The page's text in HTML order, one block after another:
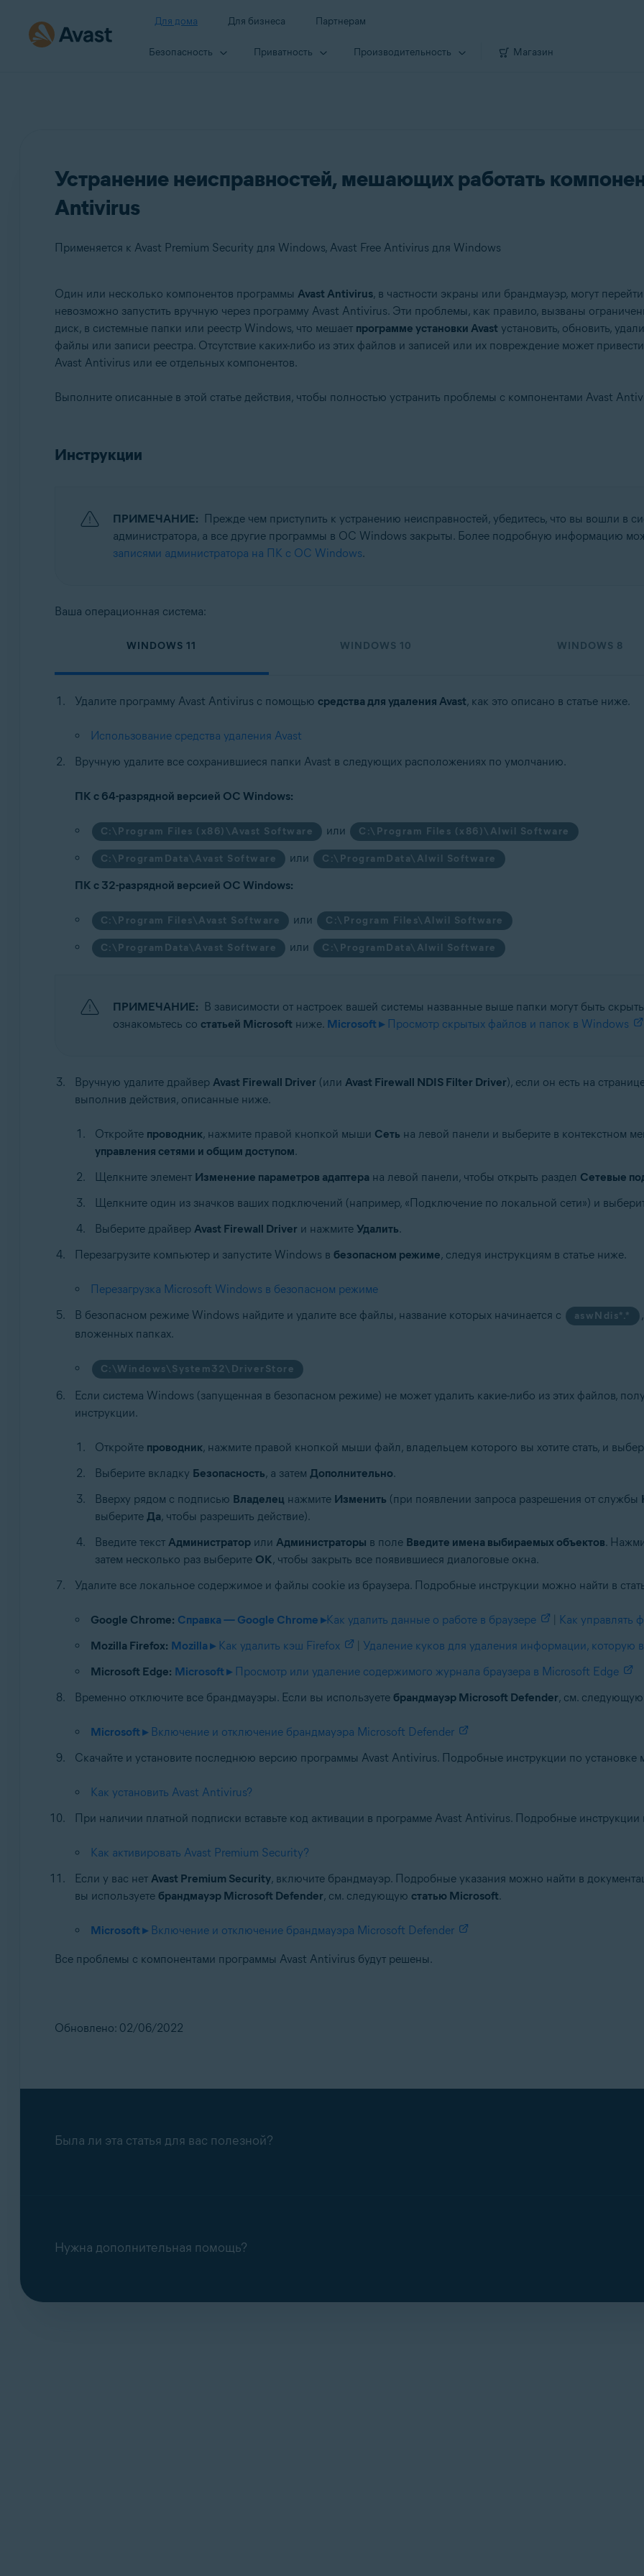
Для дома Для бизнеса Партнерам
Безопасность Приватность Производи­тельность Магазин
Устранение неисправностей, мешающих работать
Antivirus
Применяется к Avast Premium Security для Windows, Avast Free Antivirus для Windows
Avast Premium Security 22.x для Windows
Avast Free Antivirus 22.x для Windows
Microsoft Windows 11 Home / Pro / Enterprise / Education
Microsoft Windows 8 / Pro / Enterprise — 32- или 64-разрядная версия
Один или несколько компонентов программы Avast Antivirus, в частности экраны или брандмауэр, могут
невозможно запустить вручную через программу Avast Antivirus. Эти проблемы, как правило, вызваны
диск, в системные папки или реестр Windows, что мешает программе установки Avast установить, обновить,
файлы или записи реестра. Отсутствие каких-либо из этих файлов и записей или их повреждение может
Avast Antivirus или ее отдельных компонентов.
Выполните описанные в этой статье действия, чтобы полностью устранить проблемы с компонентами Avast
Инструкции
ПРИМЕЧАНИЕ: Прежде чем приступить к устранению неисправностей, убедитесь, что вы вошли в
администратора, а все другие программы в ОС Windows закрыты. Более подробную информацию
записями администратора на ПК с ОС Windows.
Ваша операционная система:
WINDOWS 11 WINDOWS 10 WINDOWS 8
Удалите программу Avast Antivirus с помощью средства для удаления Avast, как это описано в статье ниже.
Использование средства удаления Avast
Вручную удалите все сохранившиеся папки Avast в следующих расположениях по умолчанию.
ПК с 64-разрядной версией ОС Windows:
C:\Program Files (x86)\Avast Software или C:\Program Files (x86)\Alwil Software
C:\ProgramData\Avast Software или C:\ProgramData\Alwil Software
ПК с 32-разрядной версией ОС Windows:
C:\Program Files\Avast Software или C:\Program Files\Alwil Software
C:\ProgramData\Avast Software или C:\ProgramData\Alwil Software
ПРИМЕЧАНИЕ: В зависимости от настроек вашей системы названные выше папки могут быть
ознакомьтесь со статьей Microsoft ниже. Microsoft ▸Просмотр скрытых файлов и папок в Windows
Вручную удалите драйвер Avast Firewall Driver (или Avast Firewall NDIS Filter Driver), если он есть на
выполнив действия, описанные ниже.
Откройте проводник, нажмите правой кнопкой мыши Сеть на левой панели и выберите в контекстном
управления сетями и общим доступом.
Щелкните элемент Изменение параметров адаптерана левой панели, чтобы открыть раздел Сетевые
Щелкните один из значков ваших подключений (например, «Подключение по локальной сети») и
Выберите драйвер Avast Firewall Driver и нажмите Удалить.
Перезагрузите компьютер и запустите Windows в безопасном режиме, следуя инструкциям в статье ниже.
Перезагрузка Microsoft Windows в безопасном режиме
В безопасном режиме Windows найдите и удалите все файлы, название которых начинается с
aswNdis*.*
вложенных папках.
C:\Windows\System32\DriverStore
Если система Windows (запущенная в безопасном режиме) не может удалить какие-либо из этих файлов,
инструкции.
Откройте проводник, нажмите правой кнопкой мыши файл, владельцем которого вы хотите стать, и
Выберите вкладку Безопасность, а затем Дополнительно.
Вверху рядом с подписью Владелец нажмите Изменить (при появлении запроса разрешения от службы
выберите Да, чтобы разрешить действие).
Введите текст Администраторили Администраторы в поле Введите имена выбираемых объектов.
затем несколько раз выберите OK, чтобы закрыть все появившиеся диалоговые окна.
Удалите все локальное содержимое и файлы cookie из браузера. Подробные инструкции можно найти в
Google Chrome: Справка — Google Chrome ▸Как удалить данные о работе в браузере
Как управлять
Mozilla Firefox: Mozilla ▸Как удалить кэш Firefox
Удаление куков для удаления информации, которую
Microsoft Edge: Microsoft ▸Просмотр или удаление содержимого журнала браузера в Microsoft Edge
Временно отключите все брандмауэры. Если вы используете брандмауэр Microsoft Defender, см. следующую
Microsoft ▸Включение и отключение брандмауэра Microsoft Defender
Скачайте и установите последнюю версию программы Avast Antivirus. Подробные инструкции по установке
Как установить Avast Antivirus?
При наличии платной подписки вставьте код активации в программе Avast Antivirus. Подробные
Как активировать Avast Premium Security?
Если у вас нет Avast Premium Security, включите брандмауэр. Подробные указания можно найти в
вы используете брандмауэр Microsoft Defender, см. следующую статью Microsoft.
Microsoft ▸Включение и отключение брандмауэра Microsoft Defender
Все проблемы с компонентами программы Avast Antivirus будут решены.
Обновлено: 02/06/2022
Была ли эта статья для вас полезной?
Нужна дополнительная помощь?